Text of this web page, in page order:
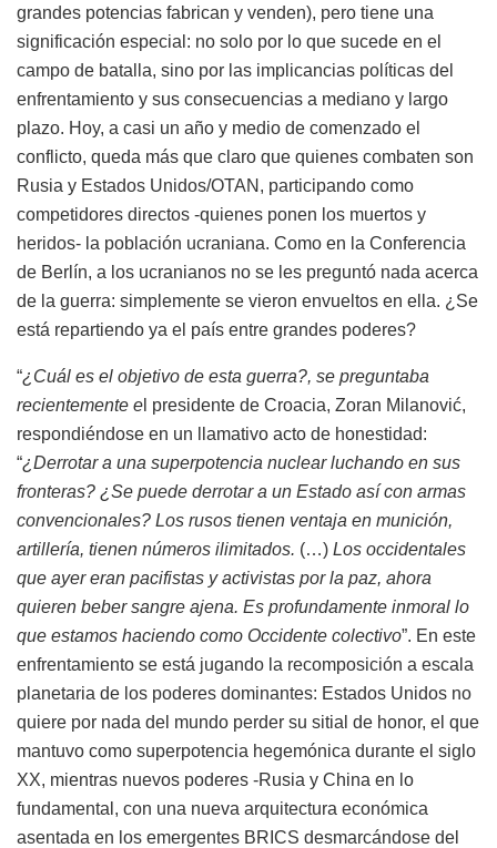
grandes potencias fabrican y venden), pero tiene una
significación especial: no solo por lo que sucede en el
campo de batalla, sino por las implicancias políticas del
enfrentamiento y sus consecuencias a mediano y largo
plazo. Hoy, a casi un año y medio de comenzado el
conflicto, queda más que claro que quienes combaten son
Rusia y Estados Unidos/OTAN, participando como
competidores directos -quienes ponen los muertos y
heridos- la población ucraniana. Como en la Conferencia
de Berlín, a los ucranianos no se les preguntó nada acerca
de la guerra: simplemente se vieron envueltos en ella. ¿Se
está repartiendo ya el país entre grandes poderes?
“¿Cuál es el objetivo de esta guerra?, se preguntaba
recientemente e l presidente de Croacia, Zoran Milanović,
respondiéndose en un llamativo acto de honestidad:
“¿Derrotar a una superpotencia nuclear luchando en sus
fronteras? ¿Se puede derrotar a un Estado así con armas
convencionales? Los rusos tienen ventaja en munición,
artillería, tienen números ilimitados. (…) Los occidentales
que ayer eran pacifistas y activistas por la paz, ahora
quieren beber sangre ajena. Es profundamente inmoral lo
que estamos haciendo como Occidente colectivo”. En este
enfrentamiento se está jugando la recomposición a escala
planetaria de los poderes dominantes: Estados Unidos no
quiere por nada del mundo perder su sitial de honor, el que
mantuvo como superpotencia hegemónica durante el siglo
XX, mientras nuevos poderes -Rusia y China en lo
fundamental, con una nueva arquitectura económica
asentada en los emergentes BRICS desmarcándose del